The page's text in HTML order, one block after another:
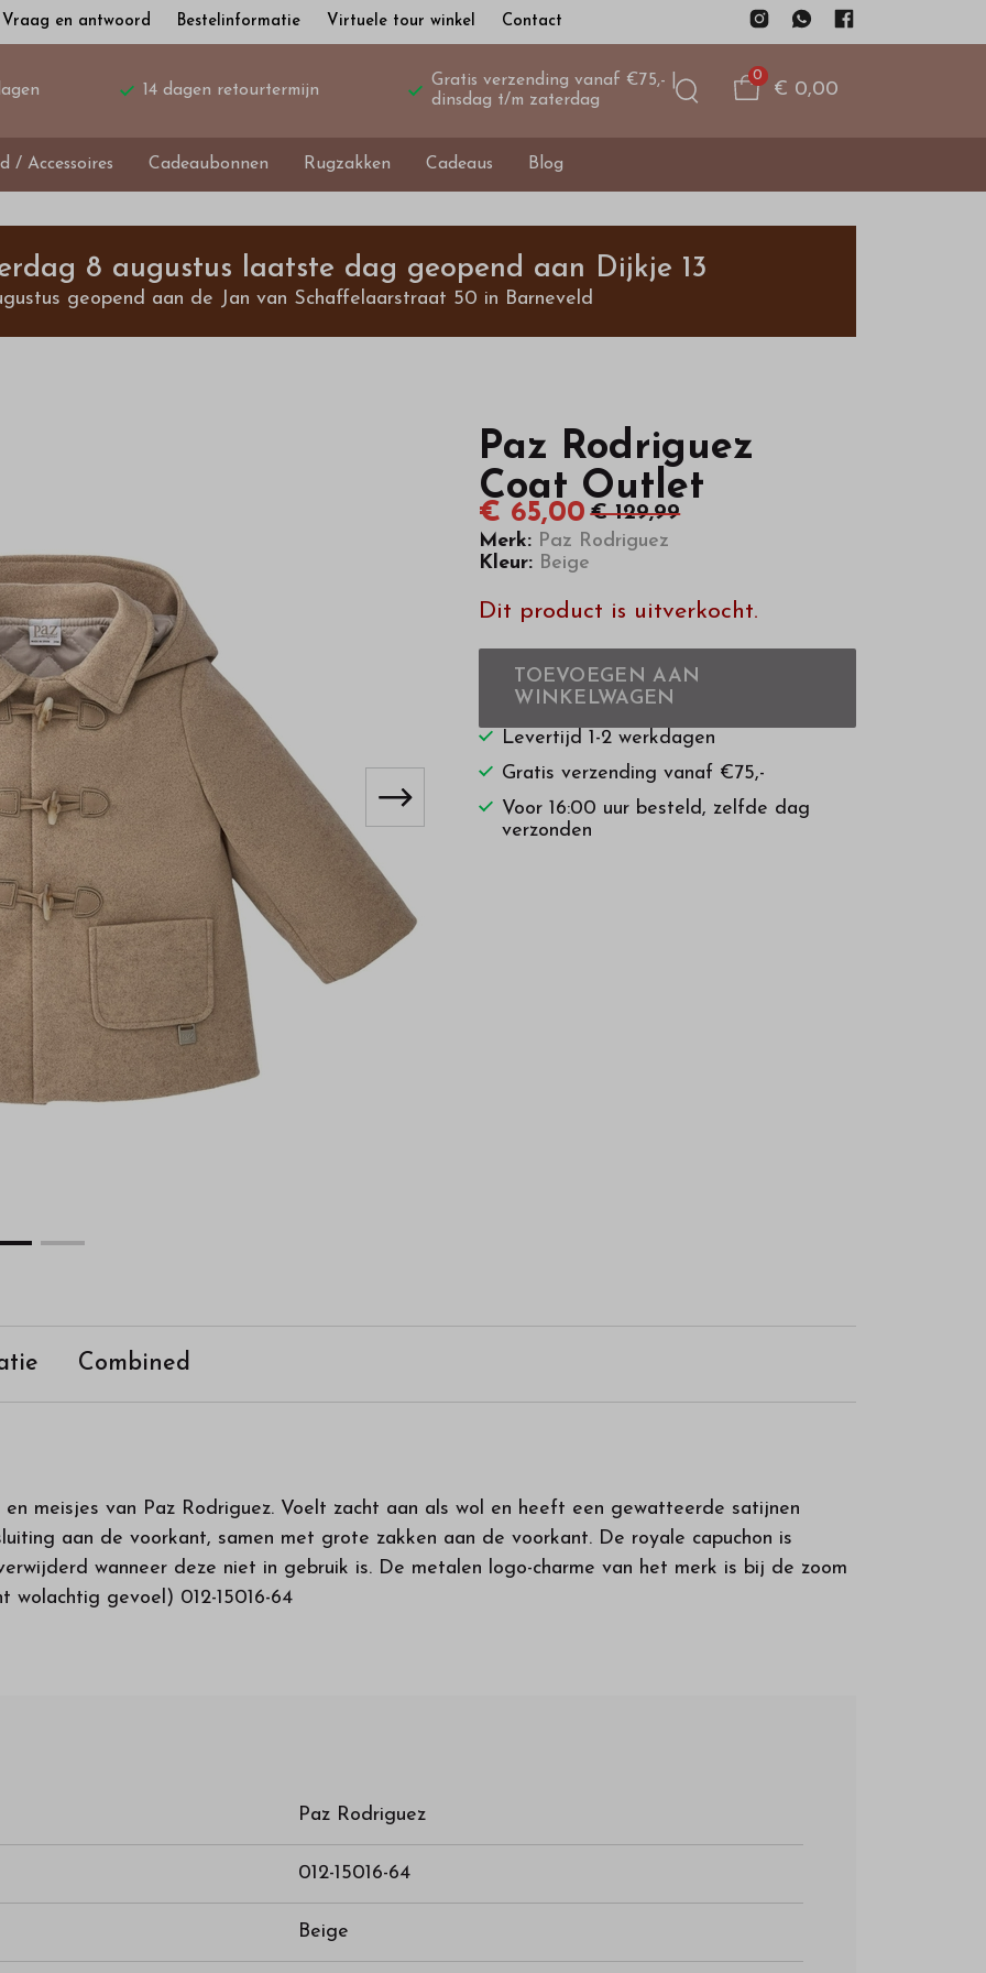
Vraag en antwoord Bestelinformatie Virtuele tour winkel Contact
14 dagen retourtermijn
Gratis verzending vanaf €75,- |
dinsdag t/m zaterdag
0
€ 0,00
/ Accessoires Cadeaubonnen Rugzakken Cadeaus Blog
8 augustus laatste dag geopend aan Dijkje 13
geopend aan de Jan van Schaffelaarstraat 50 in Barneveld
Paz Rodriguez
Coat Outlet
€ 65,00 € 129,99
Merk: Paz Rodriguez
Kleur: Beige
Dit product is uitverkocht.
TOEVOEGEN AAN
WINKELWAGEN
Levertijd 1-2 werkdagen
Gratis verzending vanaf €75,-
Voor 16:00 uur besteld, zelfde dag
verzonden
Combined
meisjes van Paz Rodriguez. Voelt zacht aan als wol en heeft een gewatteerde satijnen
aan de voorkant, samen met grote zakken aan de voorkant. De royale capuchon is
wanneer deze niet in gebruik is. De metalen logo-charme van het merk is bij de zoom
wolachtig gevoel) 012-15016-64
Paz Rodriguez
012-15016-64
Beige